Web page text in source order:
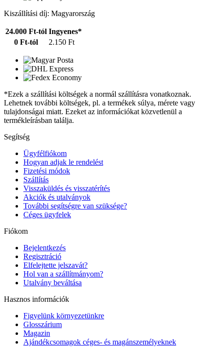
Kiszállítási díj: Magyarország
24.000 Ft-tól Ingyenes*
0 Ft-tól
2.150 Ft
*Ezek a szállítási költségek a normál szállításra vonatkoznak.
Lehetnek további költségek, pl. a termékek súlya, mérete vagy
tulajdonságai miatt. Ezeket az információkat közvetlenül a
termékleírásban találja.
Segítség
Ügyfélfiókom
Hogyan adjak le rendelést
Fizetési módok
Szállítás
Visszaküldés és visszatérítés
Akciók és utalványok
További segítségre van szüksége?
Céges ügyfelek
Fiókom
Bejelentkezés
Regisztráció
Elfelejtette jelszavát?
Hol van a szállítmányom?
Utalvány beváltása
Hasznos információk
Figyelünk környezetünkre
Glosszárium
Magazin
Ajándékcsomagok céges- és magánszemélyeknek